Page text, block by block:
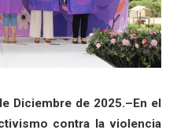
Diciembre de 2025.–En el
contra la violencia